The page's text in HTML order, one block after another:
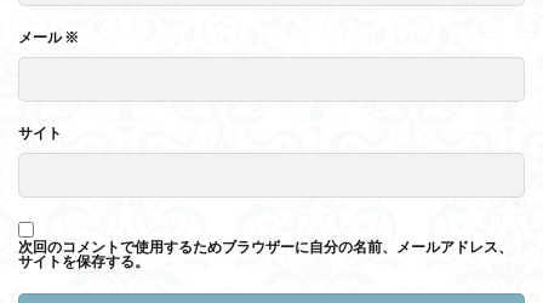
メール※
サイト
次回のコメントで使用するためブラウザーに自分の名前、メールアドレス、
サイトを保存する。